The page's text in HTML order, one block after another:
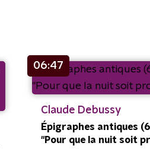
06:47
Claude Debussy
Épigraphes antiques
"Pour que la nuit soit